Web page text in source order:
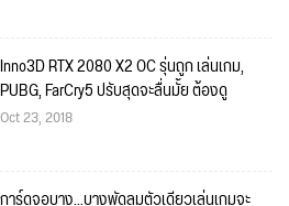
Inno3D RTX 2080 X2 OC รุ่นถูก เล่นเกม,
PUBG, FarCry5 ปรับสุดจะลื่นมั้ย ต้องดู
Oct 23, 2018